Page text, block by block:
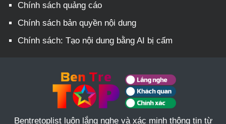
Chính sách quảng cáo
Chính sách bản quyền nội dung
Chính sách: Tạo nội dung bằng AI bị cấm
Bentretoplist luôn lắng nghe và xác minh thông tin từ